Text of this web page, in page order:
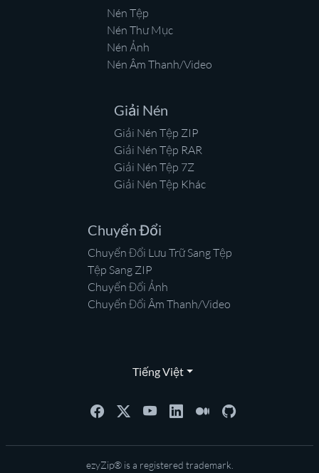
Nén Tệp
Nén Thư Mục
Nén Ảnh
Nén Âm Thanh/Video
Giải Nén
Giải Nén Tệp ZIP
Giải Nén Tệp RAR
Giải Nén Tệp 7Z
Giải Nén Tệp Khác
Chuyển Đổi
Chuyển Đổi Lưu Trữ Sang Tệp
Tệp Sang ZIP
Chuyển Đổi Ảnh
Chuyển Đổi Âm Thanh/Video
Tiếng Việt
ezyZip® is a registered trademark.